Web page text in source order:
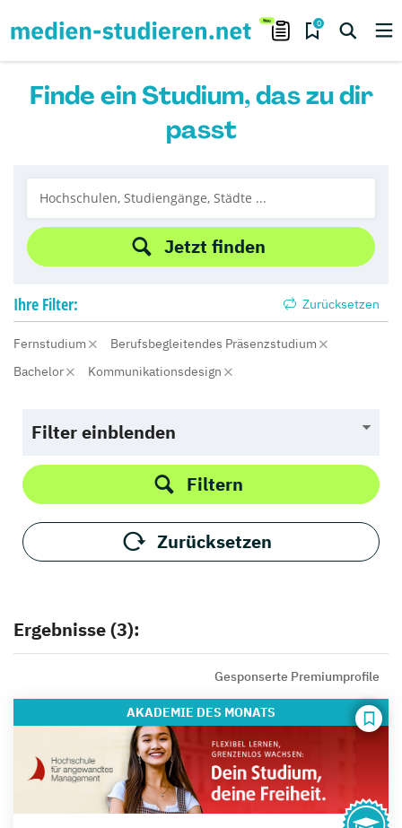
0
Finde ein Studium, das zu dir
passt
Jetzt finden
Ihre Filter: Zurücksetzen
Fernstudium
Berufsbegleitendes Präsenzstudium
Bachelor
Kommunikationsdesign
Filter einblenden
Filtern
Zurücksetzen
Ergebnisse (3):
Gesponserte Premiumprofile
AKADEMIE DES MONATS